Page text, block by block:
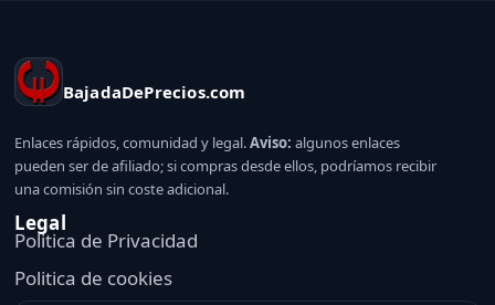
BajadaDePrecios.com
Enlaces rápidos, comunidad y legal.Aviso: algunos enlaces
pueden ser de afiliado; si compras desde ellos, podríamos recibir
una comisión sin coste adicional.
Legal
Politica de Privacidad
Politica de cookies